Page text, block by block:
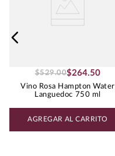
$264.50
$529.00
Vino Rosa Hampton Water
Languedoc 750 ml
AGREGAR AL CARRITO